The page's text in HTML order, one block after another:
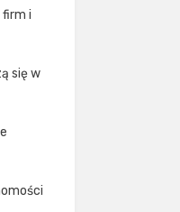
firm i
się w